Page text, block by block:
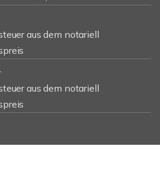
aus dem notariell
aus dem notariell